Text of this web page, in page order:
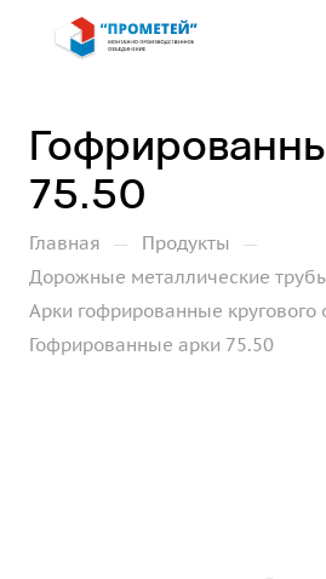
75.50
Главная — Продукты —
Дорожные металлические
Арки гофрированные кругового
Гофрированные арки 75.50